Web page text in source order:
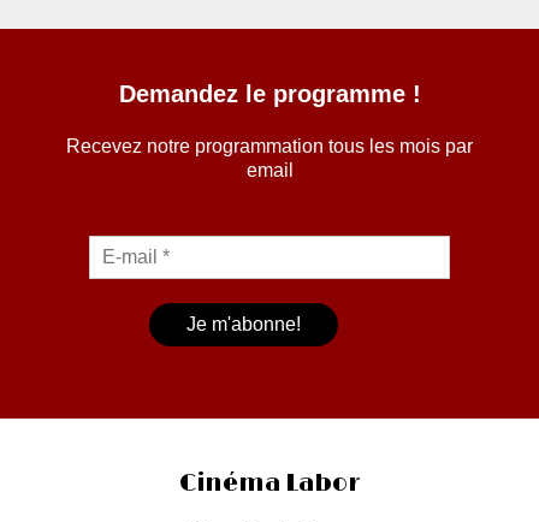
Demandez le programme !
Recevez notre programmation tous les mois par
email
Cinéma Labor